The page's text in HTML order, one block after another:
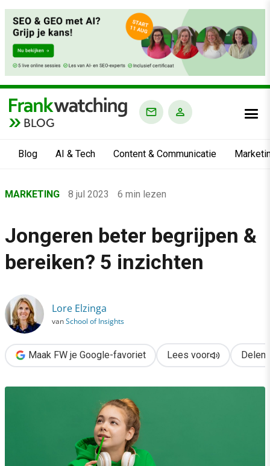
BLOG
Blog AI & Tech Content & Communicatie
›
›
Marketing
Jongeren beter begrijpen & bereiken? 5 inzichten
MARKETING 8 jul 2023 6 min lezen
Jongeren beter begrijpen &
bereiken? 5 inzichten
Lore Elzinga
vanSchool of Insights
Maak FW je Google-favoriet Lees voor Delen